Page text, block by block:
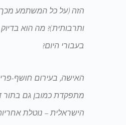
הזה (על כל המשתמע מכך
ותרבותית)? מה הוא בדיוק
בעבורי היום?
האישה, בעירום חושף-
מתפקדת כמובן גם
הישראלית – נוטלת